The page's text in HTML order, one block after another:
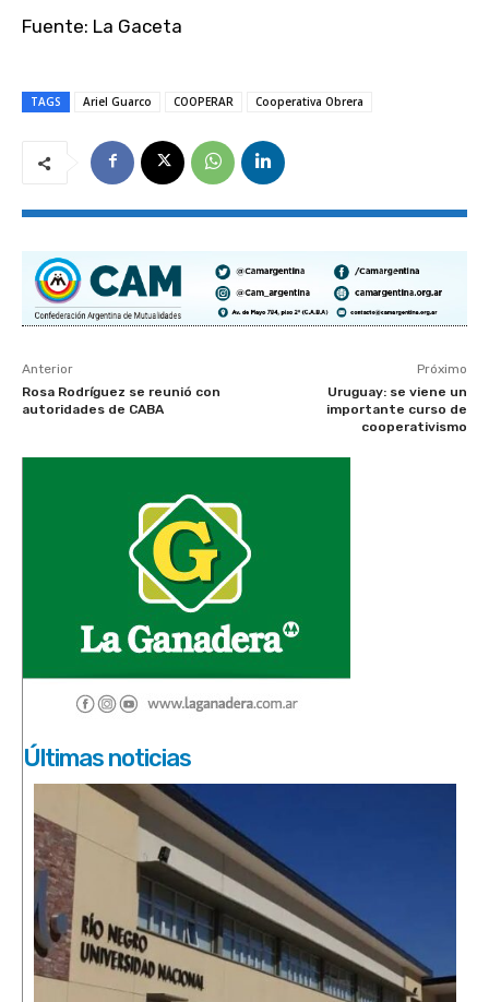
Fuente: La Gaceta
TAGS Ariel Guarco COOPERAR Cooperativa Obrera
Anterior
Rosa Rodríguez se reunió con
autoridades de CABA
Próximo
Uruguay: se viene un
importante curso de
cooperativismo
Últimas noticias